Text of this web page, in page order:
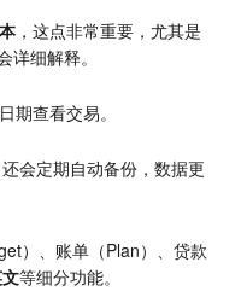
，这点非常重要，尤其是
细解释。
期查看交易。
会定期自动备份，数据更
）、账单（Plan）、贷款
等细分功能。